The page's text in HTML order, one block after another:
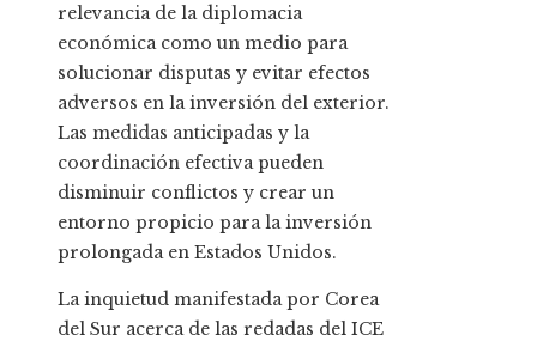
relevancia de la diplomacia
económica como un medio para
solucionar disputas y evitar efectos
adversos en la inversión del exterior.
Las medidas anticipadas y la
coordinación efectiva pueden
disminuir conflictos y crear un
entorno propicio para la inversión
prolongada en Estados Unidos.
La inquietud manifestada por Corea
del Sur acerca de las redadas del ICE